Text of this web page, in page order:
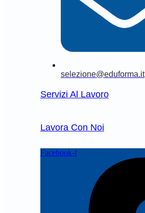
selezione@eduforma.it
Servizi Al Lavoro
Lavora Con Noi
Facebook-f